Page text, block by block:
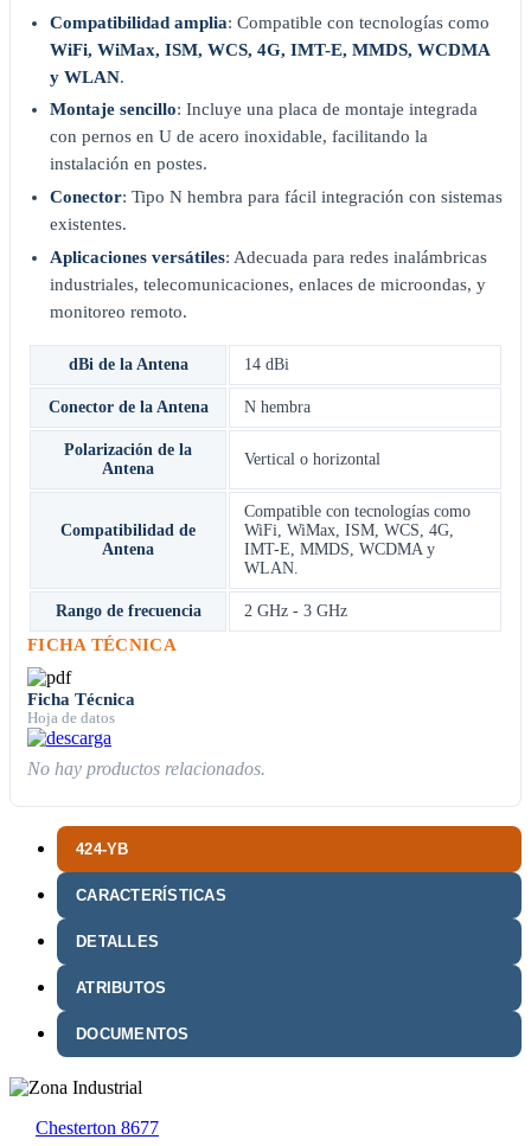
424-YB
CARACTERÍSTICAS
DETALLES
ATRIBUTOS
DOCUMENTOS
Compatibilidad amplia: Compatible con tecnologías como
WiFi, WiMax, ISM, WCS, 4G, IMT-E, MMDS, WCDMA
y WLAN.
Montaje sencillo: Incluye una placa de montaje integrada
con pernos en U de acero inoxidable, facilitando la
instalación en postes.
Conector: Tipo N hembra para fácil integración con sistemas
existentes.
Aplicaciones versátiles: Adecuada para redes inalámbricas
industriales, telecomunicaciones, enlaces de microondas, y
monitoreo remoto.
dBi de la Antena 14 dBi
Conector de la Antena N hembra
Polarización de la
Antena
Vertical o horizontal
Compatibilidad de
Antena
Compatible con tecnologías como
WiFi, WiMax, ISM, WCS, 4G,
IMT-E, MMDS, WCDMA y
WLAN.
Rango de frecuencia 2 GHz - 3 GHz
FICHA TÉCNICA
Ficha Técnica
Hoja de datos
No hay productos relacionados.
Chesterton 8677